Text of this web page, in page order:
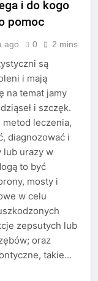
i do kogo
pomoc
ago 0 2 mins
są
i mają
na temat jamy
i szczęk.
leczenia,
diagnozować i
lub urazy w
to być
mosty i
w celu
zepsutych lub
oraz
takie…